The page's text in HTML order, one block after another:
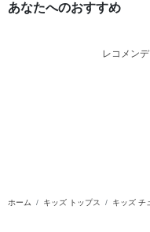
あなたへのおすすめ
レコメン
ホーム キッズ トップス キッズ チ